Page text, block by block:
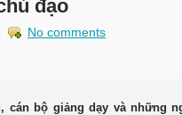
đạo
No comments
cán bộ giảng dạy và những